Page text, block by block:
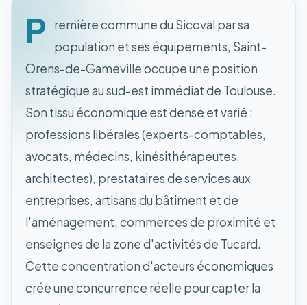
P
remière commune du Sicoval par sa
population et ses équipements, Saint-
Orens-de-Gameville occupe une position
stratégique au sud-est immédiat de Toulouse.
Son tissu économique est dense et varié :
professions libérales (experts-comptables,
avocats, médecins, kinésithérapeutes,
architectes), prestataires de services aux
entreprises, artisans du bâtiment et de
l'aménagement, commerces de proximité et
enseignes de la zone d'activités de Tucard.
Cette concentration d'acteurs économiques
crée une concurrence réelle pour capter la